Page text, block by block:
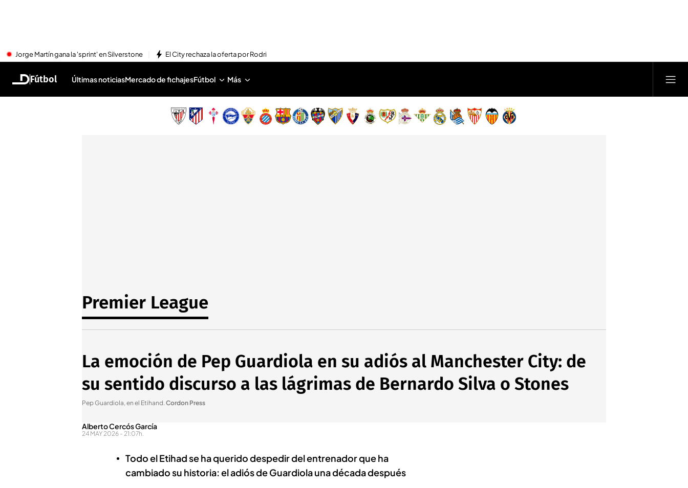
Jorge Martín gana la 'sprint' en Silverstone El City rechaza la oferta por Rodri
Fútbol Últimas noticiasMercado de fichajesFútbol Más
Premier League
La emoción de Pep Guardiola en su adiós al Manchester City: de
su sentido discurso a las lágrimas de Bernardo Silva o Stones
Pep Guardiola, en el Etihand.Cordon Press
Alberto Cercós García
24 MAY 2026 - 21:07h.
Todo el Etihad se ha querido despedir del entrenador que ha
cambiado su historia: el adiós de Guardiola una década después